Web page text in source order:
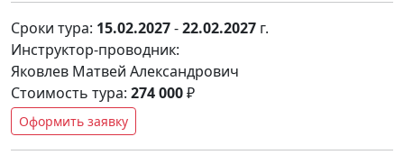
Сроки тура: 15.02.2027-22.02.2027 г.
Инструктор-проводник:
Яковлев Матвей Александрович
Стоимость тура: 274 000₽
Оформить заявку